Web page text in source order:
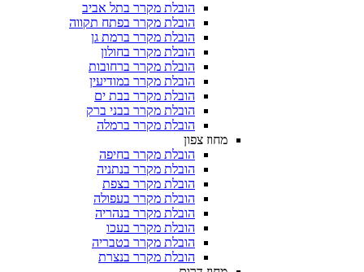
הובלת מקרר בתל אביב
הובלת מקרר בפתח תקווה
הובלת מקרר ברמת גן
הובלת מקרר בחולון
הובלת מקרר ברחובות
הובלת מקרר במודיעין
הובלת מקרר בבת ים
הובלת מקרר בבני ברק
הובלת מקרר ברמלה
הובלת מקרר בחיפה
הובלת מקרר בנתניה
הובלת מקרר בצפת
הובלת מקרר בעפולה
הובלת מקרר בנהריה
הובלת מקרר בעכו
הובלת מקרר בטבריה
הובלת מקרר בנצרת